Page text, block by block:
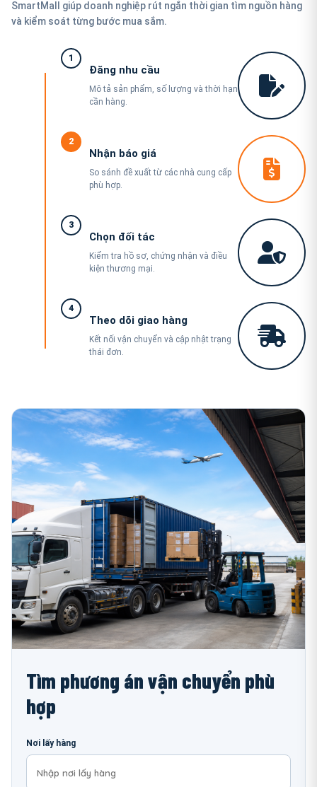
SmartMall giúp doanh nghiệp rút ngắn thời gian tìm nguồn hàng
và kiểm soát từng bước mua sắm.
1
Đăng nhu cầu
Mô tả sản phẩm, số lượng và thời hạn
cần hàng.
2
Nhận báo giá
So sánh đề xuất từ các nhà cung cấp
phù hợp.
3
Chọn đối tác
Kiểm tra hồ sơ, chứng nhận và điều
kiện thương mại.
4
Theo dõi giao hàng
Kết nối vận chuyển và cập nhật trạng
thái đơn.
Tìm phương án vận chuyển phù
hợp
Nơi lấy hàng